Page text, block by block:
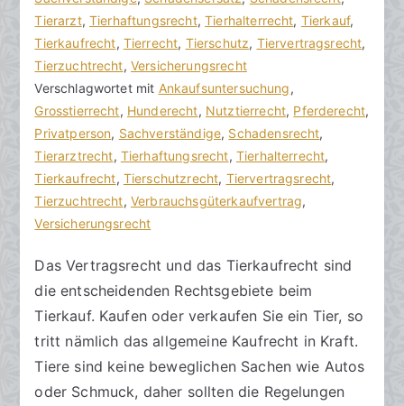
k
R
e
c
h
t
s
a
n
w
l
t
e
v
e
r
ö
f
f
e
n
t
l
c
h
t
a
m
Tierarzt,Tierhaftungsrecht,Tierhalterrecht, Tierkauf,
Tierkaufrecht, Tierrecht, Tierschutz, Tiervertragsrecht,
Tierzuchtrecht, Versicherungsrecht
Verschlagwortet mit Ankaufsuntersuchung,
Grosstierrecht, Hunderecht, Nutztierrecht, Pferderecht,
Privatperson, Sachverständige, Schadensrecht,
Tierarztrecht, Tierhaftungsrecht, Tierhalterrecht,
Tierkaufrecht, Tierschutzrecht, Tiervertragsrecht,
Tierzuchtrecht, Verbrauchsgüterkaufvertrag,
Versicherungsrecht
m
m
e
n
t
a
r
e
zu
Tierkaufrecht
Das Vertragsrecht und das Tierkaufrecht sind
die entscheidenden Rechtsgebiete beim
Tierkauf. Kaufen oder verkaufen Sie ein Tier, so
tritt nämlich das allgemeine Kaufrecht in Kraft.
Tiere sind keine beweglichen Sachen wie Autos
oder Schmuck, daher sollten die Regelungen